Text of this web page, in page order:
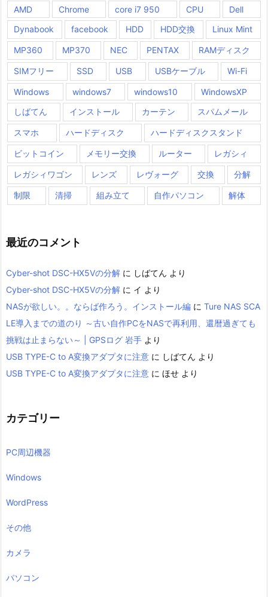
AMD Chrome core i7 950 CPU
Dell
Dynabook
facebook HDD HDD交換 Linux Mint
MP360 MP370 NEC PENTAX RAMディスク
SIMフリー SSD USB USBケーブル Wi-Fi
Windows windows7 windows10
WindowsXP
しばてん
インストール カーテン スパムメール
スマホ ハードディスク ハードディスクスタンド
ビットコイン メモリー交換 ルーター レガシィ
レガシィワゴン レンズ レヴォーグ 交換 分解
制限 清掃 組み立て 自作パソコン 解体
最近のコメント
Cyber-shot DSC-HX5Vの分解 に しばてん より
Cyber-shot DSC-HX5Vの分解 に イ より
NASが欲しい。。ならば作ろう。インストール編 に Ture NAS SCA
LE導入までの道のり ～古い自作PCをNASで再利用、還暦過ぎても
挑戦は止まらない～ | GPSログ 岩手 より
USB TYPE-C to A変換アダプタに注意 に しばてん より
USB TYPE-C to A変換アダプタに注意 に ほせ より
カテゴリー
PC周辺機器
Windows
WordPress
その他
カメラ
パソコン